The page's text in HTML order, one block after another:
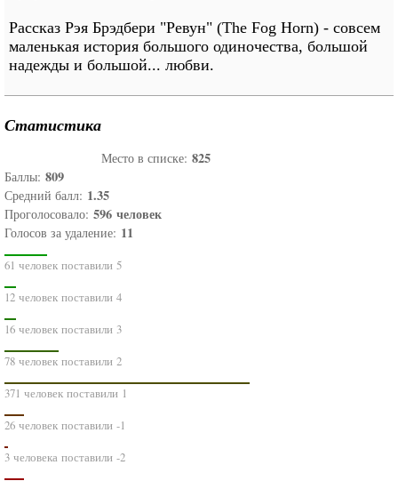
Рассказ Рэя Брэдбери "Ревун" (The Fog Horn) - совсем
маленькая история большого одиночества, большой
надежды и большой... любви.
Статистика
Место в списке: 825
Баллы: 809
Средний балл: 1.35
Проголосовало: 596 человек
Голосов за удаление: 11
61 человек поставили 5
12 человек поставили 4
16 человек поставили 3
78 человек поставили 2
371 человек поставили 1
26 человек поставили -1
3 человека поставили -2